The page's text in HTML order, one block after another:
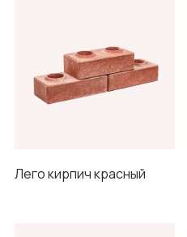
Лего кирпич красный